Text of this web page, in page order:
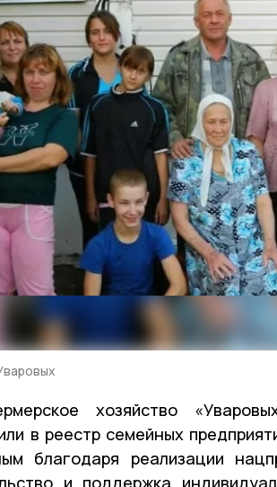
хозяйство
в реестр семейных
благодаря реализации
и поддержка